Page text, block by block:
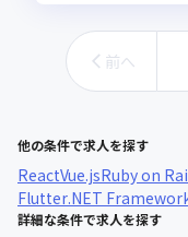
前へ
他の条件で求人を探す
ReactVue.jsRuby on
Flutter.NET
詳細な条件で求人を探す